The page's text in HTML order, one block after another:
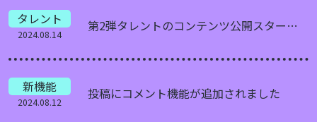
タレント
2024.08.14
第2弾タレントのコンテンツ公開スタート！8月15日17時から
新機能
2024.08.12
投稿にコメント機能が追加されました